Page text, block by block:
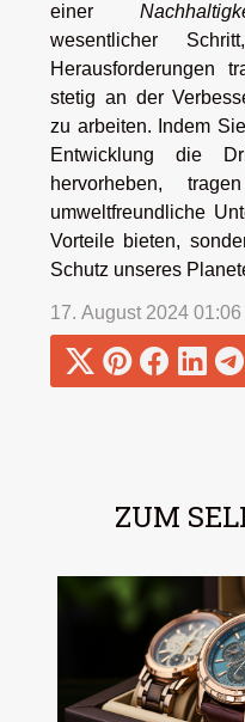
einer
wesentlicher
Herausforderungen
stetig an der
zu arbeiten. Indem
Entwicklung die
hervorheben,
umweltfreundliche
Vorteile bieten,
Schutz unseres
17. August 2024 01:06
ZUM